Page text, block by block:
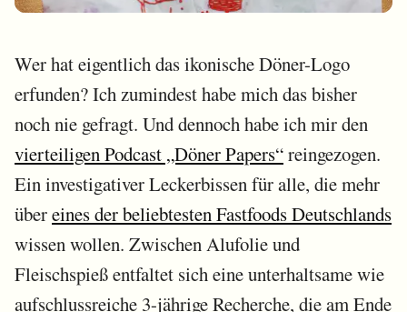
Wer hat eigentlich das ikonische Döner-Logo
erfunden? Ich zumindest habe mich das bisher
noch nie gefragt. Und dennoch habe ich mir den
vierteiligen Podcast „Döner Papers“reingezogen.
Ein investigativer Leckerbissen für alle, die mehr
übereines der beliebtesten Fastfoods Deutschlands
wissen wollen. Zwischen Alufolie und
Fleischspieß entfaltet sich eine unterhaltsame wie
aufschlussreiche 3-jährige Recherche, die am Ende